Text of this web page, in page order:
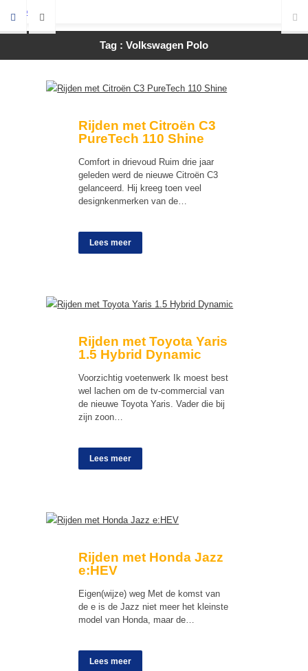
Tag : Volkswagen Polo
Rijden met Citroën C3
PureTech 110 Shine
Comfort in drievoud Ruim drie jaar
geleden werd de nieuwe Citroën C3
gelanceerd. Hij kreeg toen veel
designkenmerken van de…
Lees meer
Rijden met Toyota Yaris
1.5 Hybrid Dynamic
Voorzichtig voetenwerk Ik moest best
wel lachen om de tv-commercial van
de nieuwe Toyota Yaris. Vader die bij
zijn zoon…
Lees meer
Rijden met Honda Jazz
e:HEV
Eigen(wijze) weg Met de komst van
de e is de Jazz niet meer het kleinste
model van Honda, maar de…
Lees meer